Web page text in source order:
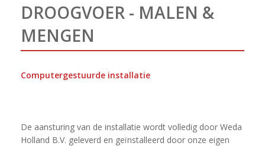
DROOGVOER - MALEN &
MENGEN
Computergestuurde installatie
De aansturing van de installatie wordt volledig door Weda
Holland B.V. geleverd en geïnstalleerd door onze eigen